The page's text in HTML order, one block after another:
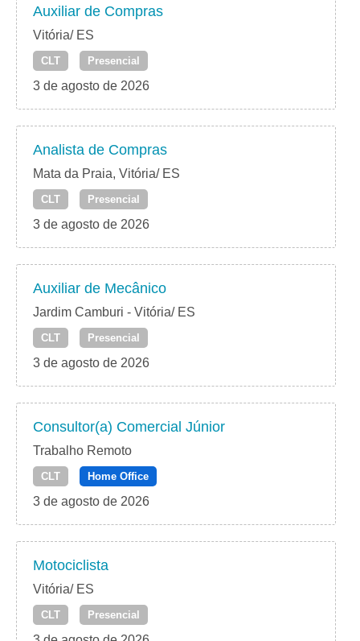
Auxiliar de Compras
Vitória/ ES
CLT Presencial
3 de agosto de 2026
Analista de Compras
Mata da Praia, Vitória/ ES
CLT Presencial
3 de agosto de 2026
Auxiliar de Mecânico
Jardim Camburi - Vitória/ ES
CLT Presencial
3 de agosto de 2026
Consultor(a) Comercial Júnior
Trabalho Remoto
CLT Home Office
3 de agosto de 2026
Motociclista
Vitória/ ES
CLT Presencial